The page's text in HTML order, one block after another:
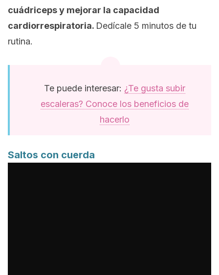
cuádriceps y mejorar la capacidad
cardiorrespiratoria. Dedícale 5 minutos de tu
rutina.
Te puede interesar: ¿Te gusta subir
escaleras? Conoce los beneficios de
hacerlo
Saltos con cuerda